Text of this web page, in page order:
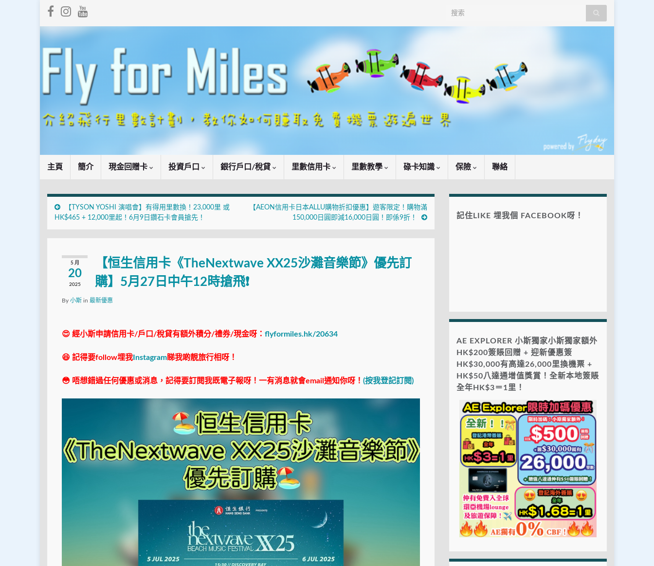
Search for:
主頁 簡介 現金回贈卡 投資戶口 銀行戶口/稅貸 里數信用卡 里數教學 碌卡知識 保險 聯絡
【TYSON YOSHI 演唱會】有得用里數換！23,000里 或
HK$465 + 12,000里起！6月9日鑽石卡會員搶先！
【AEON信用卡日本ALLU購物折扣優惠】遊客限定！購物滿
150,000日圓即減16,000日圓！即係9折！
5 月
20
2025
【恒生信用卡《TheNextwave XX25沙灘音樂節》優先訂
購】5月27日中午12時搶飛❗
By 小斯 in 最新優惠
😍 經小斯申請信用卡/戶口/稅貸有額外積分/禮券/現金呀： flyformiles.hk/20634
😆 記得要follow埋我 Instagram睇我啲靚旅行相呀！
😳 唔想錯過任何優惠或消息，記得要訂閱我既電子報呀！一有消息就會email通知你呀！ (按我登記訂閱)
記住LIKE 埋我個 FACEBOOK呀！
AE EXPLORER 小斯獨家小斯獨家額外
HK$200簽賬回贈 + 迎新優惠簽
HK$30,000有高達26,000里換機票 +
HK$50八達通增值獎賞！全新本地簽賬
全年HK$3＝1里！